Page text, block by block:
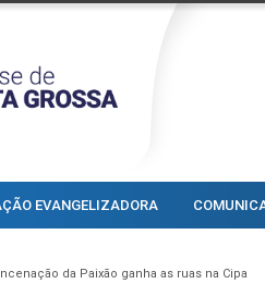
EVANGELIZADORA
da Paixão ganha as ruas na Cipa